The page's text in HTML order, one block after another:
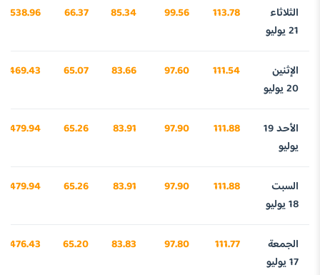
الثلاثاء
21 يوليو
113.78
99.56
85.34
66.37
3538.96
الإثنين
20 يوليو
111.54
97.60
83.66
65.07
3469.43
الأحد 19
يوليو
111.88
97.90
83.91
65.26
3479.94
السبت
18 يوليو
111.88
97.90
83.91
65.26
3479.94
الجمعة
17 يوليو
111.77
97.80
83.83
65.20
3476.43